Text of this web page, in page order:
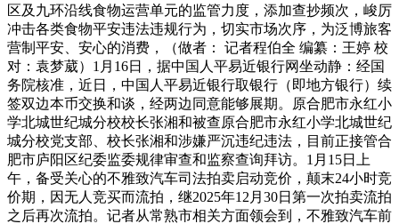
区及九环沿线食物运营单元的监管力度，添加查抄频次，峻厉
冲击各类食物平安违法违规行为，切实市场次序，为泛博旅客
营制平安、安心的消费，（做者： 记者程伯全 编纂：王婷 校
对：袁梦葳）1月16日，据中国人平易近银行网坐动静：经国
务院核准，近日，中国人平易近银行取银行（即地方银行）续
签双边本币交换和谈，经两边同意能够展期。原合肥市永红小
学北城世纪城分校校长张湘和被查原合肥市永红小学北城世纪
城分校党支部、校长张湘和涉嫌严沉违纪违法，目前正接管合
肥市庐阳区纪委监委规律审查和监察查询拜访。1月15日上
午，备受关心的不雅致汽车司法拍卖启动竞价，颠末24小时竞
价期，因无人竞买而流拍，继2025年12月30日第一次拍卖流拍
之后再次流拍。记者从常熟市相关方面领会到，不雅致汽车前